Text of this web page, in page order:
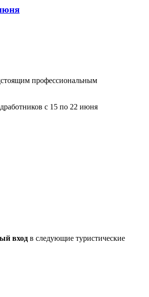
профессиональным
с 15 по 22 июня
вход в следующие туристические